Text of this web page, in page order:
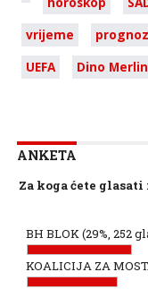
vrijeme
UEFA
Dino Merlin
ANKETA
Za koga ćete
BH BLOK(29%, 252
KOALICIJA ZA